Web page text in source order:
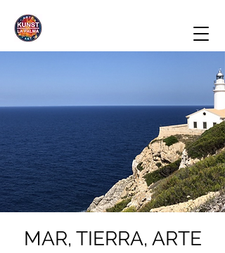
MAR, TIERRA, ARTE